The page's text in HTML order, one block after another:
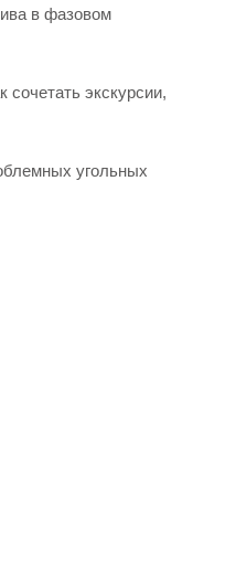
в фазовом
экскурсии,
угольных